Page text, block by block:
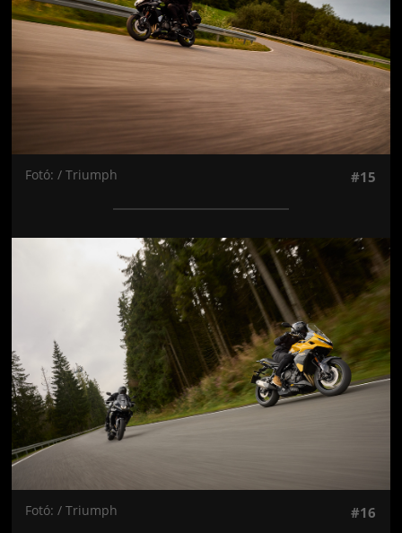
Fotó: / Triumph #15
Jön még kép!
Fotó: / Triumph #16